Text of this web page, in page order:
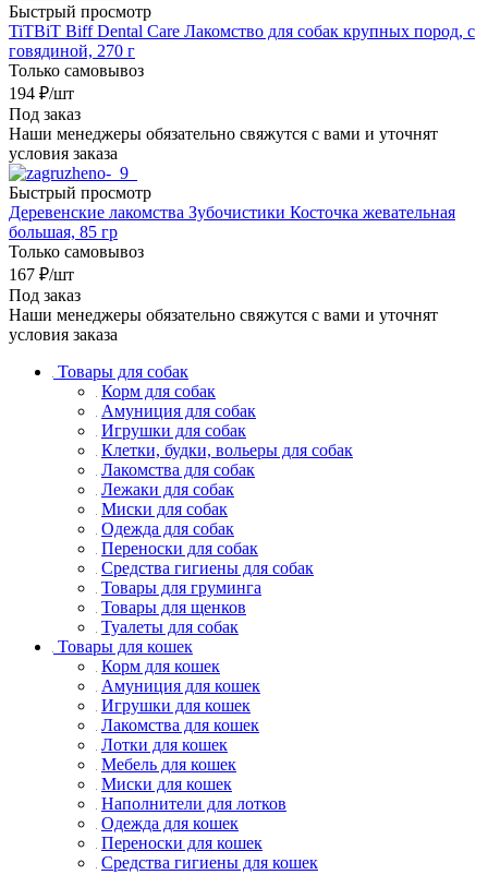
Быстрый просмотр
TiTBiT Biff Dental Care Лакомство для собак крупных пород, с
говядиной, 270 г
Только самовывоз
194 ₽/шт
Под заказ
Наши менеджеры обязательно свяжутся с вами и уточнят
условия заказа
Быстрый просмотр
Деревенские лакомства Зубочистики Косточка жевательная
большая, 85 гр
Только самовывоз
167 ₽/шт
Под заказ
Наши менеджеры обязательно свяжутся с вами и уточнят
условия заказа
Товары для собак
Корм для собак
Амуниция для собак
Игрушки для собак
Клетки, будки, вольеры для собак
Лакомства для собак
Лежаки для собак
Миски для собак
Одежда для собак
Переноски для собак
Средства гигиены для собак
Товары для груминга
Товары для щенков
Туалеты для собак
Товары для кошек
Корм для кошек
Амуниция для кошек
Игрушки для кошек
Лакомства для кошек
Лотки для кошек
Мебель для кошек
Миски для кошек
Наполнители для лотков
Одежда для кошек
Переноски для кошек
Средства гигиены для кошек